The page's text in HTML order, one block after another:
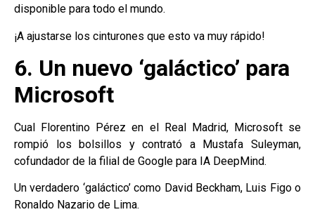
disponible para todo el mundo.
¡A ajustarse los cinturones que esto va muy rápido!
6. Un nuevo ‘galáctico’ para
Microsoft
Cual Florentino Pérez en el Real Madrid, Microsoft se
rompió los bolsillos y contrató a Mustafa Suleyman,
cofundador de la filial de Google para IA DeepMind.
Un verdadero ‘galáctico’ como David Beckham, Luis Figo o
Ronaldo Nazario de Lima.